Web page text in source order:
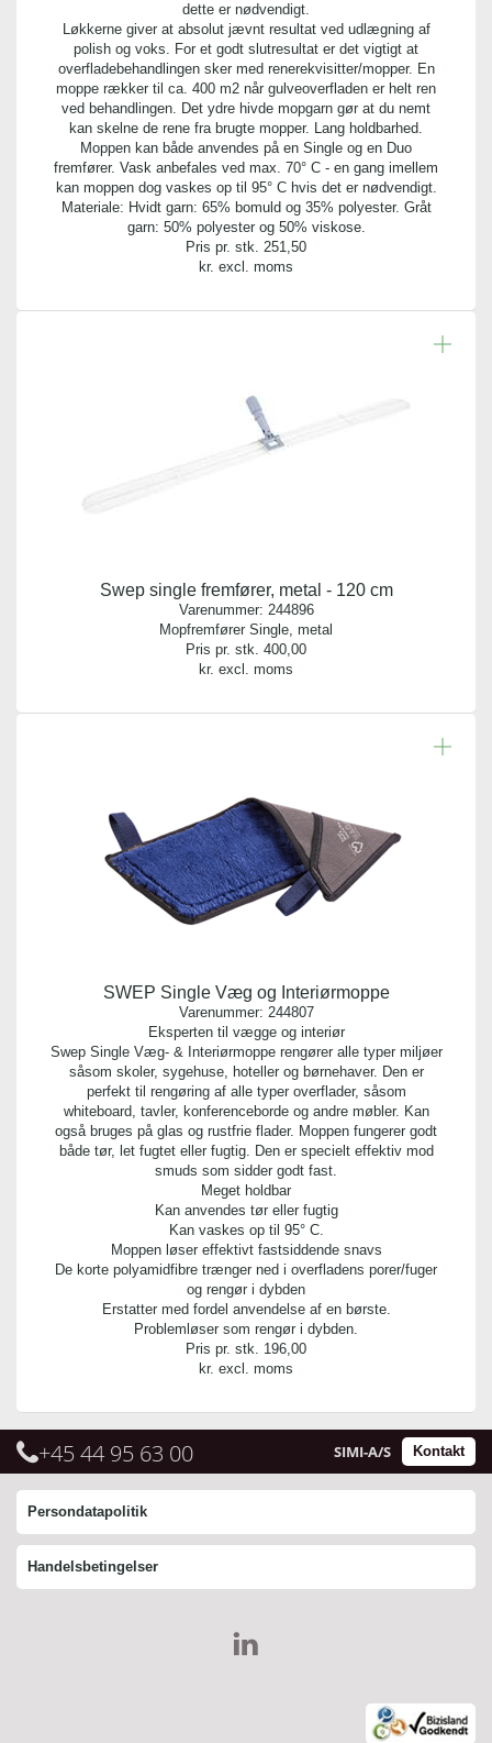
dette er nødvendigt.
Løkkerne giver at absolut jævnt resultat ved udlægning af
polish og voks. For et godt slutresultat er det vigtigt at
overfladebehandlingen sker med renerekvisitter/mopper. En
moppe rækker til ca. 400 m2 når gulveoverfladen er helt ren
ved behandlingen. Det ydre hivde mopgarn gør at du nemt
kan skelne de rene fra brugte mopper. Lang holdbarhed.
Moppen kan både anvendes på en Single og en Duo
fremfører. Vask anbefales ved max. 70° C - en gang imellem
kan moppen dog vaskes op til 95° C hvis det er nødvendigt.
Materiale: Hvidt garn: 65% bomuld og 35% polyester. Gråt
garn: 50% polyester og 50% viskose.
Pris pr. stk. 251,50
kr. excl. moms
Swep single fremfører, metal - 120 cm
Varenummer: 244896
Mopfremfører Single, metal
Pris pr. stk. 400,00
kr. excl. moms
SWEP Single Væg og Interiørmoppe
Varenummer: 244807
Eksperten til vægge og interiør
Swep Single Væg- & Interiørmoppe rengører alle typer miljøer
såsom skoler, sygehuse, hoteller og børnehaver. Den er
perfekt til rengøring af alle typer overflader, såsom
whiteboard, tavler, konferenceborde og andre møbler. Kan
også bruges på glas og rustfrie flader. Moppen fungerer godt
både tør, let fugtet eller fugtig. Den er specielt effektiv mod
smuds som sidder godt fast.
Meget holdbar
Kan anvendes tør eller fugtig
Kan vaskes op til 95° C.
Moppen løser effektivt fastsiddende snavs
De korte polyamidfibre trænger ned i overfladens porer/fuger
og rengør i dybden
Erstatter med fordel anvendelse af en børste.
Problemløser som rengør i dybden.
Pris pr. stk. 196,00
kr. excl. moms
+45 44 95 63 00 Kontakt
SIMI-A/S
Persondatapolitik
Handelsbetingelser